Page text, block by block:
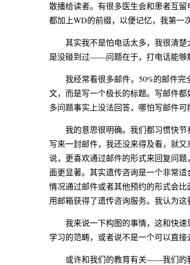
散播给读者。有很多医生会和患者互
都加上WD的前缀，以便记忆，我第一
其实我不是怕电话太多，我很清
是没碰到过——问题在于，打电话能够
我经常看很多邮件。50%的邮件
文，而是写一个极长的标题。写邮件
多问题事实上没法回答，哪怕写邮件可
我的意思很明确。我们都习惯快
写来一封邮件，我还没来得及看，就
说，更喜欢通过邮件的形式来回复问
面更显著。其实遗传咨询是一个非常
情况通过邮件或者其他预约的形式会
用邮箱获得了遗传咨询服务。我认为这
我来说一下构图的事情，这和快
学习的范畴，或者说不是一个可以直接
或许和我们的教育有关——我们的